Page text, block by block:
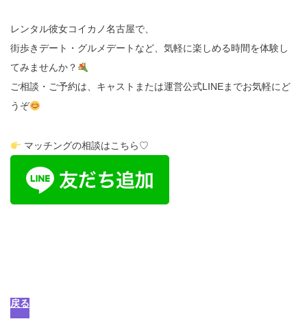
レンタル彼女コイカノ名古屋で、
街歩きデート・グルメデートなど、気軽に楽しめる時間を体験し
てみませんか？
ご相談・ご予約は、キャストまたは運営公式LINEまでお気軽にど
うぞ
マッチングの相談はこちら♡
戻る